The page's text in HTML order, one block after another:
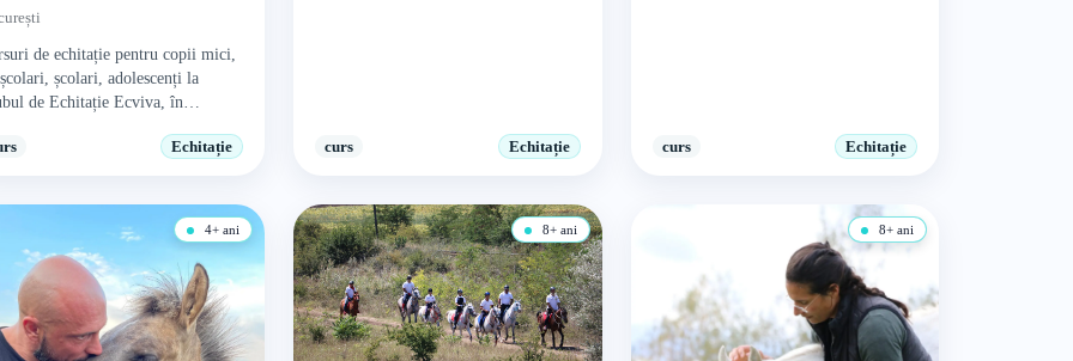
de echitație pentru copii mici,
școlari, adolescenți la
de Echitație Ecviva, în
Echitație curs Echitație curs Echitație
4+ ani 8+ ani 8+ ani